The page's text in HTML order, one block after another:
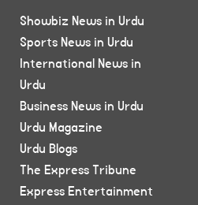
Showbiz News in Urdu
Sports News in Urdu
International News in
Urdu
Business News in Urdu
Urdu Magazine
Urdu Blogs
The Express Tribune
Express Entertainment